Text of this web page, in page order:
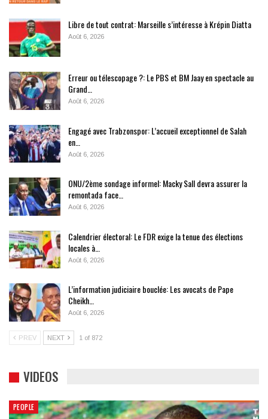
Libre de tout contrat: Marseille s’intéresse à Krépin Diatta
Août 6, 2026
Erreur ou télescopage ?: Le PBS et BM Jaay en spectacle au
Grand…
Août 6, 2026
Engagé avec Trabzonspor: L’accueil exceptionnel de Salah
en…
Août 6, 2026
ONU/2ème sondage informel: Macky Sall devra assurer la
remontada face…
Août 6, 2026
Calendrier électoral: Le FDR exige la tenue des élections
locales à…
Août 6, 2026
L’information judiciaire bouclée: Les avocats de Pape
Cheikh…
Août 6, 2026
PREV NEXT 1 of 872
VIDEOS
PEOPLE